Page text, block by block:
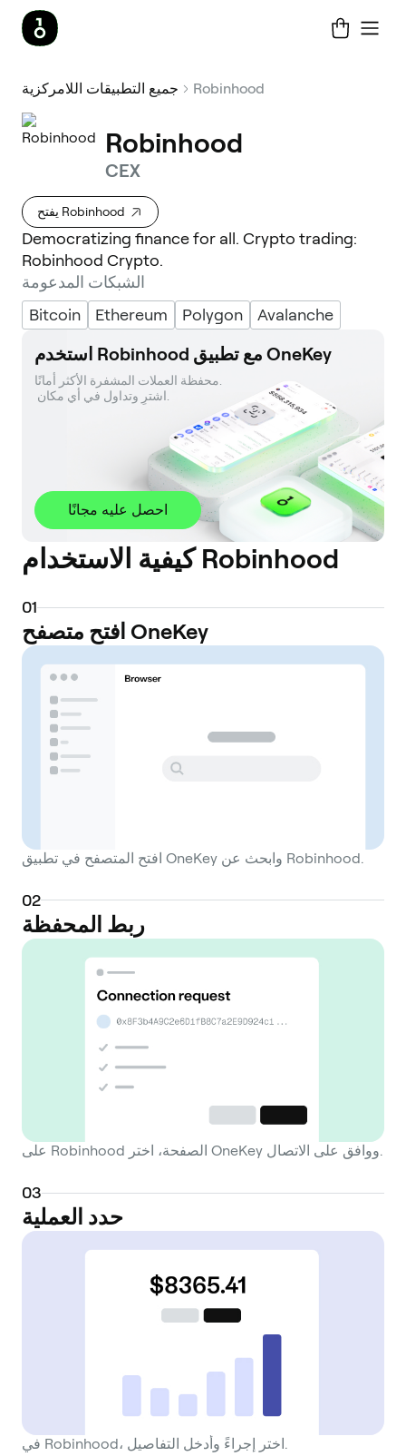
جميع التطبيقات اللامركزية Robinhood
Robinhood
CEX
يفتح Robinhood
Democratizing finance for all. Crypto trading:
Robinhood Crypto.
الشبكات المدعومة
Bitcoin
Ethereum Polygon Avalanche
استخدم Robinhood مع تطبيق OneKey
محفظة العملات المشفرة الأكثر أمانًا.
احصل عليه مجانًا
كيفية الاستخدام Robinhood
01
افتح متصفح OneKey
افتح المتصفح في تطبيق OneKey وابحث عن Robinhood.
02
ربط المحفظة
على Robinhood الصفحة، اختر OneKey ووافق على الاتصال.
03
حدد العملية